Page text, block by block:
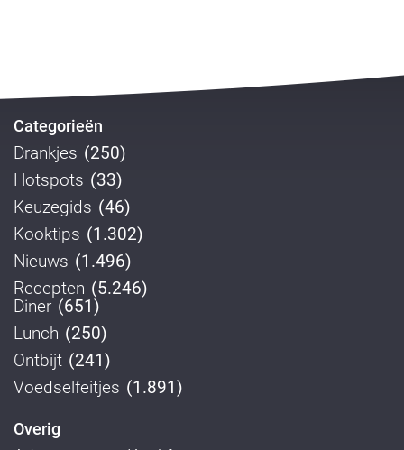
Categorieën
Drankjes (250)
Hotspots (33)
Keuzegids (46)
Kooktips (1.302)
Nieuws (1.496)
Recepten (5.246)
Diner (651)
Lunch (250)
Ontbijt (241)
Voedselfeitjes (1.891)
Overig